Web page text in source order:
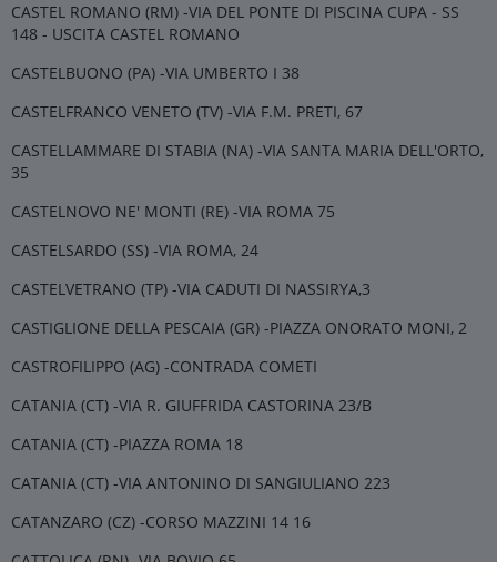
CASTEL ROMANO (RM) -VIA DEL PONTE DI PISCINA CUPA - SS
148 - USCITA CASTEL ROMANO
CASTELBUONO (PA) -VIA UMBERTO I 38
CASTELFRANCO VENETO (TV) -VIA F.M. PRETI, 67
CASTELLAMMARE DI STABIA (NA) -VIA SANTA MARIA DELL'ORTO,
35
CASTELNOVO NE' MONTI (RE) -VIA ROMA 75
CASTELSARDO (SS) -VIA ROMA, 24
CASTELVETRANO (TP) -VIA CADUTI DI NASSIRYA,3
CASTIGLIONE DELLA PESCAIA (GR) -PIAZZA ONORATO MONI, 2
CASTROFILIPPO (AG) -CONTRADA COMETI
CATANIA (CT) -VIA R. GIUFFRIDA CASTORINA 23/B
CATANIA (CT) -PIAZZA ROMA 18
CATANIA (CT) -VIA ANTONINO DI SANGIULIANO 223
CATANZARO (CZ) -CORSO MAZZINI 14 16